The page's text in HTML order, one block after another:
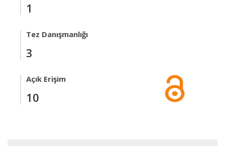
1
Tez Danışmanlığı
3
Açık Erişim
10